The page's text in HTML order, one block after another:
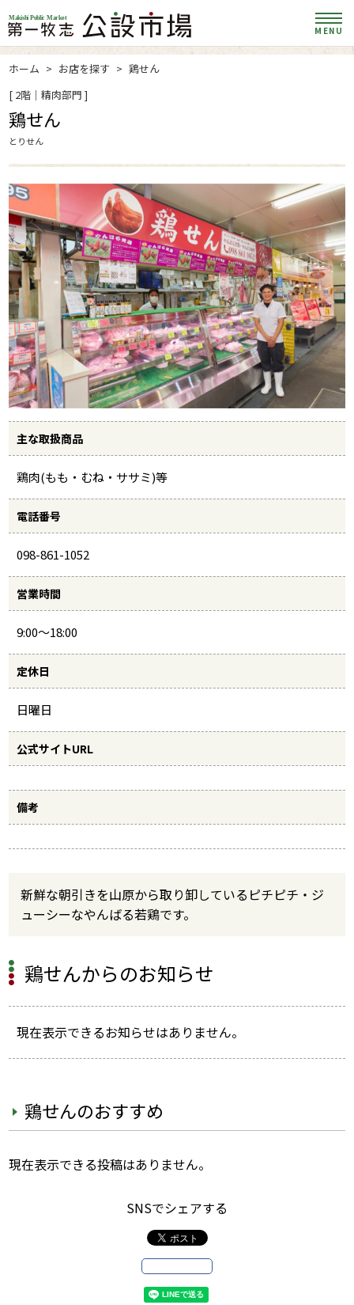
MENU
ホーム お店を探す
鶏せん
[ 2階｜精肉部門 ]
鶏せん
とりせん
主な取扱商品
鶏肉(もも・むね・ササミ)等
電話番号
098-861-1052
営業時間
9:00～18:00
定休日
日曜日
公式サイトURL
備考
新鮮な朝引きを山原から取り卸しているピチピチ・ジ
ューシーなやんばる若鶏です。
鶏せんからのお知らせ
現在表示できるお知らせはありません。
鶏せんのおすすめ
現在表示できる投稿はありません。
SNSでシェアする